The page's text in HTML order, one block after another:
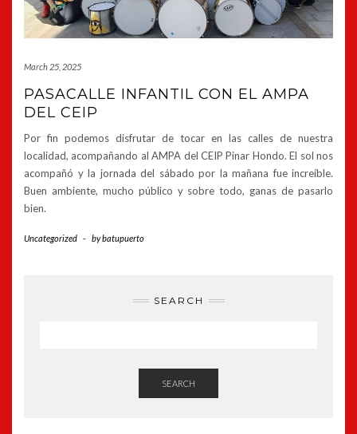
March 25, 2025
PASACALLE INFANTIL CON EL AMPA
DEL CEIP
Por fin podemos disfrutar de tocar en las calles de nuestra
localidad, acompañando al AMPA del CEIP Pinar Hondo. El sol nos
acompañó y la jornada del sábado por la mañana fue increíble.
Buen ambiente, mucho público y sobre todo, ganas de pasarlo
bien.
Uncategorized - bybatupuerto
SEARCH
SEARCH